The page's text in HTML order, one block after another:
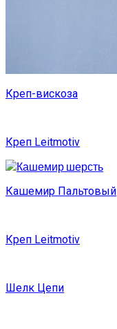
Креп-вискоза
Креп Leitmotiv
Кашемир Пальтовый
Креп Leitmotiv
Шелк Цепи